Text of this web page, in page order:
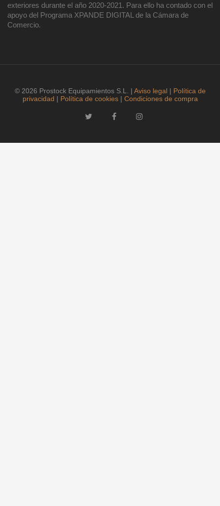
exteriores durante el año 2020-2021. Para ello ha contado con el
apoyo del Programa XPANDE DIGITAL de la Cámara de
Comercio.
© 2026 Prostock Equipamientos S.L. | Aviso legal| Política de
privacidad | Política de cookies| Condiciones de compra